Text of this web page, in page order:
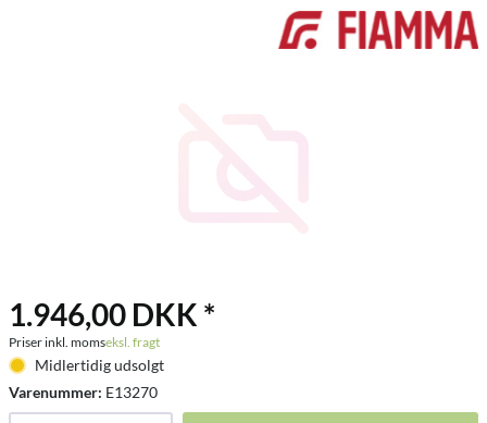
1.946,00 DKK *
Priser inkl. momseksl. fragt
Midlertidig udsolgt
Varenummer: E13270